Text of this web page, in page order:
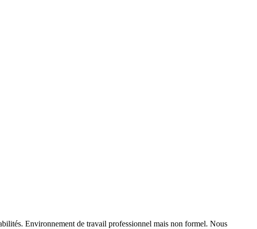
Environnement de travail professionnel mais non formel. Nous